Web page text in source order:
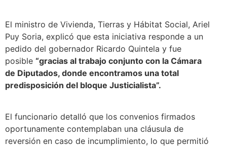
El ministro de Vivienda, Tierras y Hábitat Social, Ariel
Puy Soria, explicó que esta iniciativa responde a un
pedido del gobernador Ricardo Quintela y fue
posible “gracias al trabajo conjunto con la Cámara
de Diputados, donde encontramos una total
predisposición del bloque Justicialista”.
El funcionario detalló que los convenios firmados
oportunamente contemplaban una cláusula de
reversión en caso de incumplimiento, lo que permitió